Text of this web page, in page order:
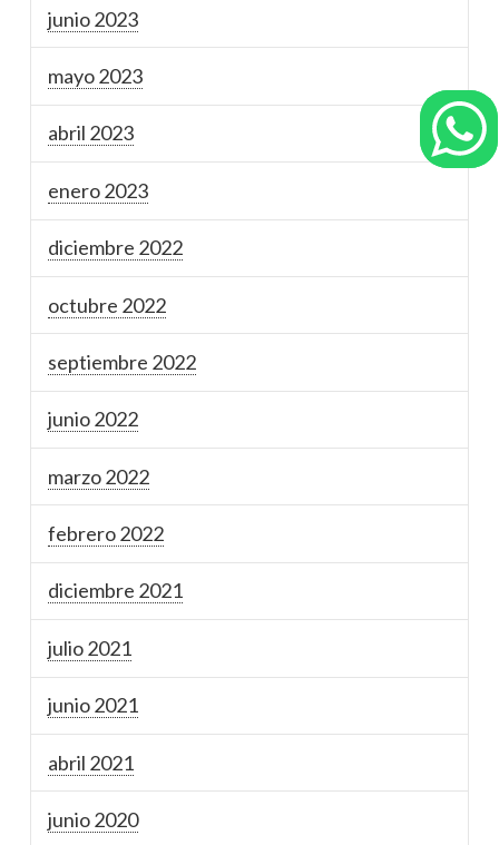
junio 2023
mayo 2023
abril 2023
enero 2023
diciembre 2022
octubre 2022
septiembre 2022
junio 2022
marzo 2022
febrero 2022
diciembre 2021
julio 2021
junio 2021
abril 2021
junio 2020